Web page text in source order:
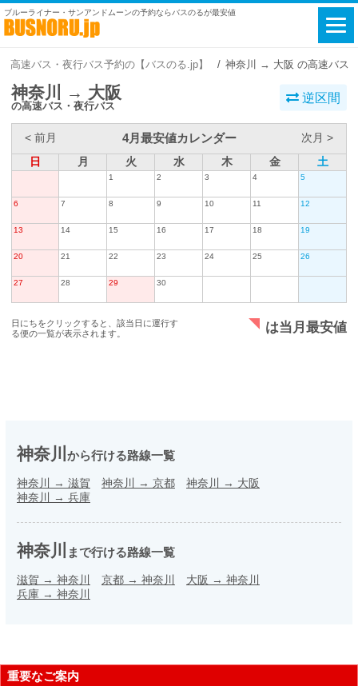
ブルーライナー・サンアンドムーンの予約ならバスのるが最安値
高速バス・夜行バス予約の【バスのる.jp】 神奈川 → 大阪 の高速バス
神奈川 → 大阪
の高速バス・夜行バス
逆区間
< 前月 4月最安値カレンダー
次月 >
日
月 火 水 木 金 土
1 2 3 4 5
6 7 8 9 10 11 12
13 14 15 16 17 18 19
20 21 22 23 24 25 26
27 28 29 30
日にちをクリックすると、該当日に運行す
る便の一覧が表示されます。
は当月最安値
神奈川 から行ける路線一覧
神奈川 → 滋賀 神奈川 → 京都 神奈川 → 大阪
神奈川 → 兵庫
神奈川 まで行ける路線一覧
滋賀 → 神奈川 京都 → 神奈川 大阪 → 神奈川
兵庫 → 神奈川
重要なご案内